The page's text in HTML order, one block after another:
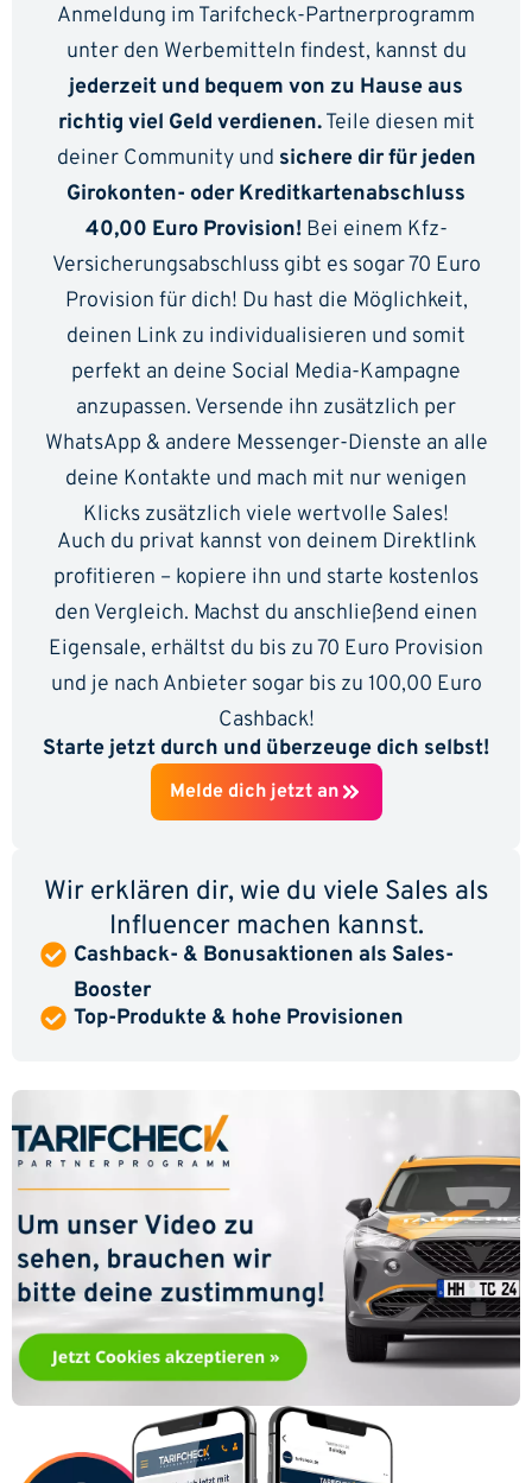
Anmeldung im Tarifcheck-Partnerprogramm
unter den Werbemitteln findest, kannst du
jederzeit und bequem von zu Hause aus
richtig viel Geld verdienen.Teile diesen mit
deiner Community und sichere dir für jeden
Girokonten- oder Kreditkartenabschluss
40,00 Euro Provision!Bei einem Kfz-
Versicherungsabschluss gibt es sogar 70 Euro
Provision für dich! Du hast die Möglichkeit,
deinen Link zu individualisieren und somit
perfekt an deine Social Media-Kampagne
anzupassen. Versende ihn zusätzlich per
WhatsApp & andere Messenger-Dienste an alle
deine Kontakte und mach mit nur wenigen
Klicks zusätzlich viele wertvolle Sales!
Auch du privat kannst von deinem Direktlink
profitieren – kopiere ihn und starte kostenlos
den Vergleich. Machst du anschließend einen
Eigensale, erhältst du bis zu 70 Euro Provision
und je nach Anbieter sogar bis zu 100,00 Euro
Cashback!
Starte jetzt durch und überzeuge dich selbst!
Melde dich jetzt an
Wir erklären dir, wie du viele Sales als
Influencer machen kannst.
Cashback- & Bonusaktionen als Sales-
Booster
Top-Produkte & hohe Provisionen